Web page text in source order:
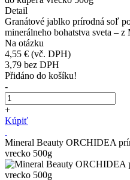
Detail
Granátové jablko prírodná soľ
minerálneho bohatstva sveta –
Na otázku
4,55 € (vč. DPH)
3,79 bez DPH
Přidáno do košíku!
-
+
Kúpiť
Mineral Beauty ORCHIDEA
vrecko 500g